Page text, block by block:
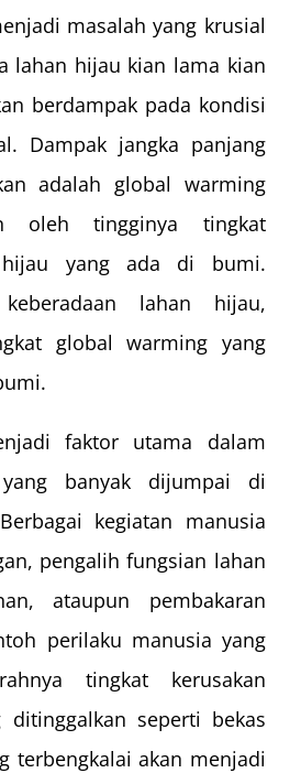
masalah yang krusial
lahan hijau kian lama kian
berdampak pada kondisi
Dampak jangka panjang
adalah global warming
oleh tingginya tingkat
hijau yang ada di bumi.
lahan hijau,
global warming yang
faktor utama dalam
banyak dijumpai di
kegiatan manusia
pengalih fungsian lahan
ataupun pembakaran
perilaku manusia yang
tingkat kerusakan
ditinggalkan seperti bekas
terbengkalai akan menjadi